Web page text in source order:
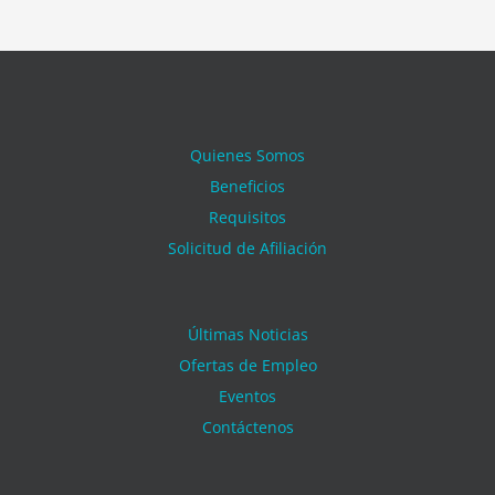
Quienes Somos
Beneficios
Requisitos
Solicitud de Afiliación
Últimas Noticias
Ofertas de Empleo
Eventos
Contáctenos